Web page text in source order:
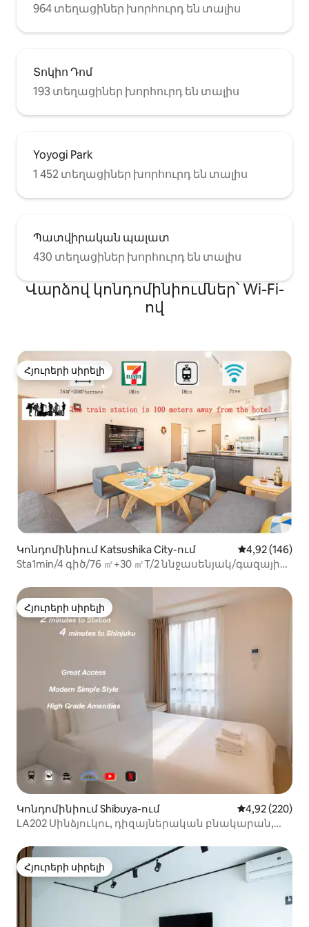
964 տեղացիներ խորհուրդ են տալիս
Տոկիո Դոմ
193 տեղացիներ խորհուրդ են տալիս
Yoyogi Park
1 452 տեղացիներ խորհուրդ են տալիս
Պատվիրական պալատ
430 տեղացիներ խորհուրդ են տալիս
Վարձով կոնդոմինիումներ՝ Wi-Fi-
ով
Հյուրերի սիրելի
Հյուրերի սիրելի
Կոնդոմինիում Katsushika City-ում Միջին
4,92 (146)
Sta1min/4 գիծ/76 ㎡+30 ㎡T/2 ննջասենյակ/գազային
Հյուրերի սիրելի
Հյուրերի սիրելի
Կոնդոմինիում Shibuya-ում Միջին
4,92 (220)
LA202 Սինձյուկու, դիզայներական բնակարան,
Հյուրերի սիրելի
Հյուրերի սիրելի